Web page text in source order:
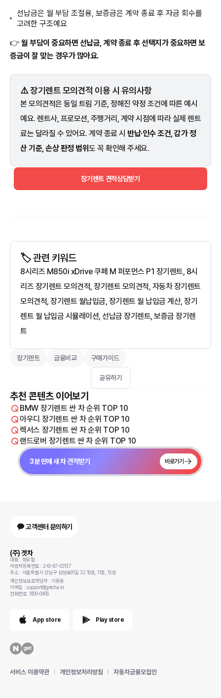
선납금은 월 부담 조절용, 보증금은 계약 종료 후 자금 회수를
고려한 구조예요
👉 월 부담이 중요하면 선납금, 계약 종료 후 선택지가 중요하면 보
증금이 잘 맞는 경우가 많아요.
⚠️ 장기렌트 모의견적 이용 시 유의사항
본 모의견적은 동일 트림 기준, 정해진 약정 조건에 따른 예시
예요. 렌트사, 프로모션, 주행거리, 계약 시점에 따라 실제 렌트
료는 달라질 수 있어요. 계약 종료 시 반납·인수 조건, 감가 정
산 기준, 손상 판정 범위도 꼭 확인해 주세요.
장기렌트 견적상담받기
🏷️ 관련 키워드
8시리즈 M850i xDrive 쿠페 M 퍼포먼스 P1 장기렌트, 8시
리즈 장기렌트 모의견적, 장기렌트 모의견적, 자동차 장기렌트
모의견적, 장기렌트 월납입금, 장기렌트 월 납입금 계산, 장기
렌트 월 납입금 시뮬레이션, 선납금 장기렌트, 보증금 장기렌
트
장기렌트 금융비교 구매가이드
공유하기
추천 콘텐츠 이어보기
BMW 장기렌트 싼 차 순위 TOP 10
아우디 장기렌트 싼 차 순위 TOP 10
렉서스 장기렌트 싼 차 순위 TOP 10
랜드로버 장기렌트 싼 차 순위 TOP 10
3분 만에 새 차 견적받기 바로가기
고객센터 문의하기
(주) 겟차
대표 : 정유철
사업자등록번호 : 243-87-00137
주소 : 서울특별시 강남구 삼성로91길 32 10층, 11층, 12층
개인정보보호책임자 : 이동용
이메일 : support@getcha.kr
전화번호: 1800-0456
App store Play store
서비스 이용약관 개인정보처리방침 자동차금융모집인